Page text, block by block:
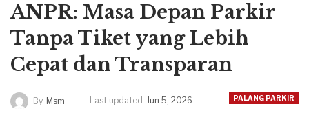
ANPR: Masa Depan Parkir
Tanpa Tiket yang Lebih
Cepat dan Transparan
PALANG PARKIR
By Msm Last updated Jun 5, 2026